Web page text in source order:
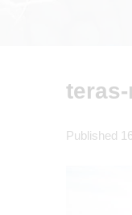
Published